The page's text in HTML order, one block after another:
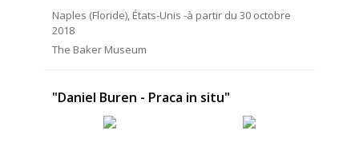
Naples (Floride), États-Unis -à partir du 30 octobre
2018
The Baker Museum
"Daniel Buren - Praca in situ"